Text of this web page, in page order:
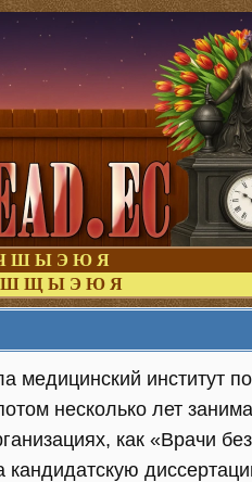
Ш Ы Э Ю Я
Ш Щ Ы Э Ю Я
медицинский институт по
несколько лет
как «Врачи без